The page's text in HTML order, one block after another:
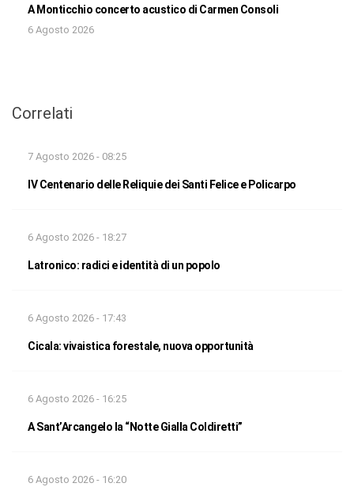
A Monticchio concerto acustico di Carmen Consoli
6 Agosto 2026
Correlati
7 Agosto 2026 - 08:25
IV Centenario delle Reliquie dei Santi Felice e Policarpo
6 Agosto 2026 - 18:27
Latronico: radici e identità di un popolo
6 Agosto 2026 - 17:43
Cicala: vivaistica forestale, nuova opportunità
6 Agosto 2026 - 16:25
A Sant’Arcangelo la “Notte Gialla Coldiretti”
6 Agosto 2026 - 16:20